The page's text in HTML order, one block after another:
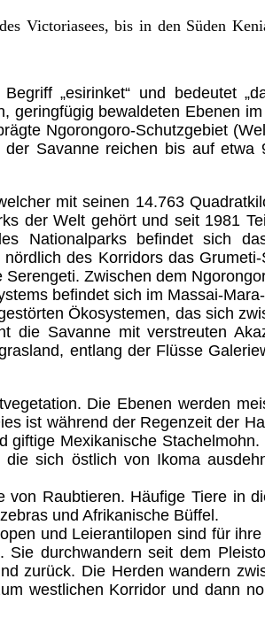
Victoriasees, bis in den Süden
„esirinket“ und bedeutet
bewaldeten Ebenen
Ngorongoro-Schutzgebiet
Savanne reichen bis auf etwa
mit seinen 14.763
der Welt gehört und seit 1981
Nationalparks befindet sich
des Korridors das
Zwischen dem
befindet sich im Massai-
Ökosystemen, das sich
die Savanne mit verstreuten
entlang der Flüsse
Die Ebenen werden
ist während der Regenzeit der
Mexikanische
sich östlich von Ikoma
Raubtieren. Häufige Tiere in
und Afrikanische Büffel.
und Leierantilopen sind für
durchwandern seit dem
zurück. Die Herden wandern
westlichen Korridor und dann